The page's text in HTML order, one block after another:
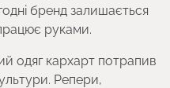
бренд залишається
руками.
одяг кархарт потрапив
Репери,